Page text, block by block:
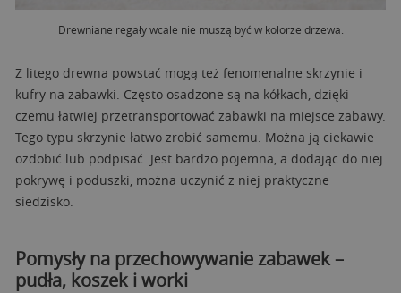
Drewniane regały wcale nie muszą być w kolorze drzewa.
Z litego drewna powstać mogą też fenomenalne skrzynie i
kufry na zabawki. Często osadzone są na kółkach, dzięki
czemu łatwiej przetransportować zabawki na miejsce zabawy.
Tego typu skrzynie łatwo zrobić samemu. Można ją ciekawie
ozdobić lub podpisać. Jest bardzo pojemna, a dodając do niej
pokrywę i poduszki, można uczynić z niej praktyczne
siedzisko.
Pomysły na przechowywanie zabawek –
pudła, koszek i worki